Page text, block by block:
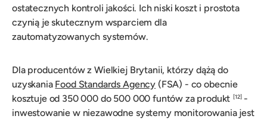
ostatecznych kontroli jakości. Ich niski koszt i prostota
czynią je skutecznym wsparciem dla
zautomatyzowanych systemów.
Dla producentów z Wielkiej Brytanii, którzy dążą do
uzyskania Food Standards Agency (FSA) - co obecnie
kosztuje od 350 000 do 500 000 funtów za produkt
[12]-
inwestowanie w niezawodne systemy monitorowania jest